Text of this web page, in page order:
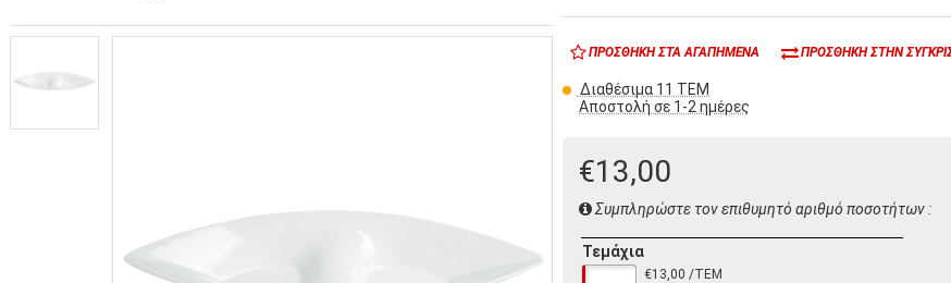
ΠΡΟΣΘΉΚΗ ΣΤΑ ΑΓΑΠΗΜΈΝΑ ΠΡΟΣΘΉΚΗ ΣΤΗΝ
Διαθέσιμα 11 ΤΕΜ
Αποστολή σε 1-2 ημέρες
€13,00
Συμπληρώστε τον επιθυμητό αριθμό ποσοτήτων :
Τεμάχια
€13,00 /ΤΕΜ